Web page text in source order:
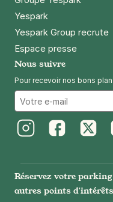
Yespark
Yespark Group recrute
Espace presse
Nous suivre
Pour recevoir nos bons
Réservez votre
autres points d'intérêts